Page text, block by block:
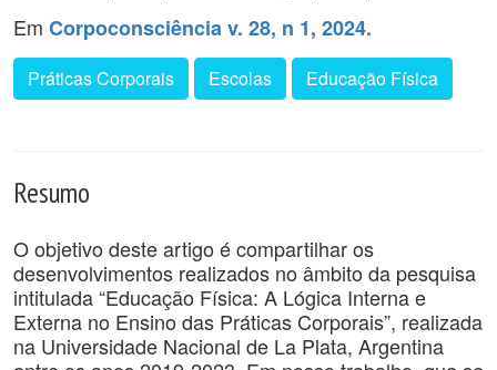
Em Corpoconsciência v. 28, n 1, 2024.
Práticas Corporais Escolas Educação Física
Resumo
O objetivo deste artigo é compartilhar os
desenvolvimentos realizados no âmbito da pesquisa
intitulada “Educação Física: A Lógica Interna e
Externa no Ensino das Práticas Corporais”, realizada
na Universidade Nacional de La Plata, Argentina